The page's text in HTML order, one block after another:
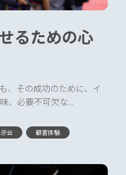
るための心
、その成功のために、イ
、必要不可欠な...
会 顧客体験